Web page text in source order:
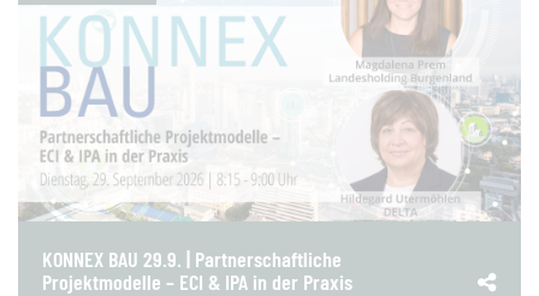
KONNEX BAU 29.9. | Partnerschaftliche
Projektmodelle – ECI & IPA in der Praxis